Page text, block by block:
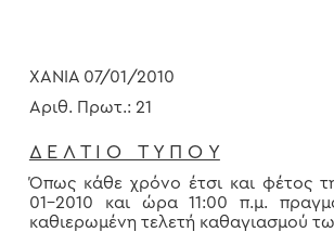
ΧΑΝΙΑ 07/01/2010
Αριθ. Πρωτ.: 21
Δ Ε Λ Τ Ι Ο Τ Υ Π Ο Υ
Όπως κάθε χρόνο έτσι και φέτος
01-2010 και ώρα 11:00 π.μ.
καθιερωμένη τελετή καθαγιασμού